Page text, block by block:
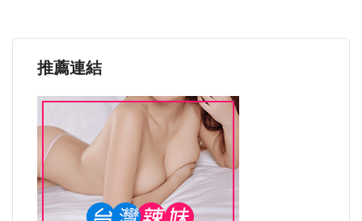
推薦連結